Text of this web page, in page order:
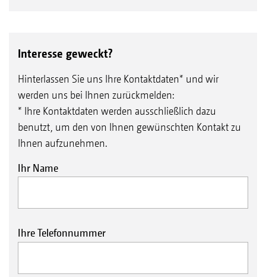
Interesse geweckt?
Hinterlassen Sie uns Ihre Kontaktdaten* und wir
werden uns bei Ihnen zurückmelden:
* Ihre Kontaktdaten werden ausschließlich dazu
benutzt, um den von Ihnen gewünschten Kontakt zu
Ihnen aufzunehmen.
Ihr Name
Ihre Telefonnummer